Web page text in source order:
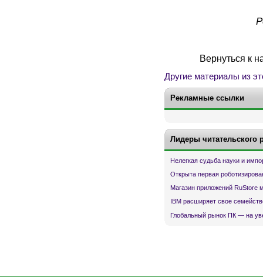
Вернуться к
Другие материалы из
Рекламные ссылки
Лидеры читательского
Нелегкая судьба науки и
Открыта первая
Магазин приложений RuStore
IBM расширяет свое
Глобальный рынок ПК — на